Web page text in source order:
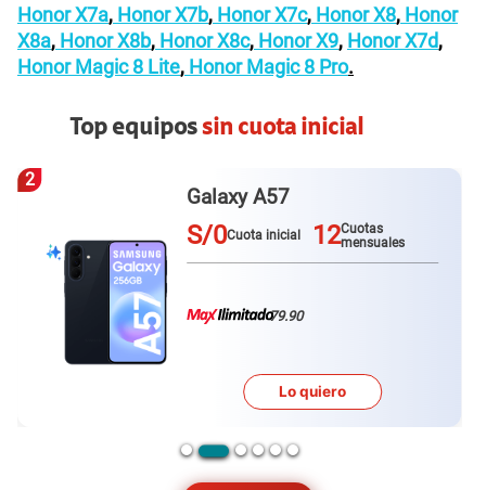
Honor X7a, Honor X7b, Honor X7c, Honor X8, Honor
X8a, Honor X8b, Honor X8c, Honor X9, Honor X7d,
Honor Magic 8 Lite, Honor Magic 8 Pro.
Top equipossin cuota inicial
3
Redmi Note 15 pro plus
S/0Cuota inicial 12Cuotas
mensuales
79.90
Lo quiero